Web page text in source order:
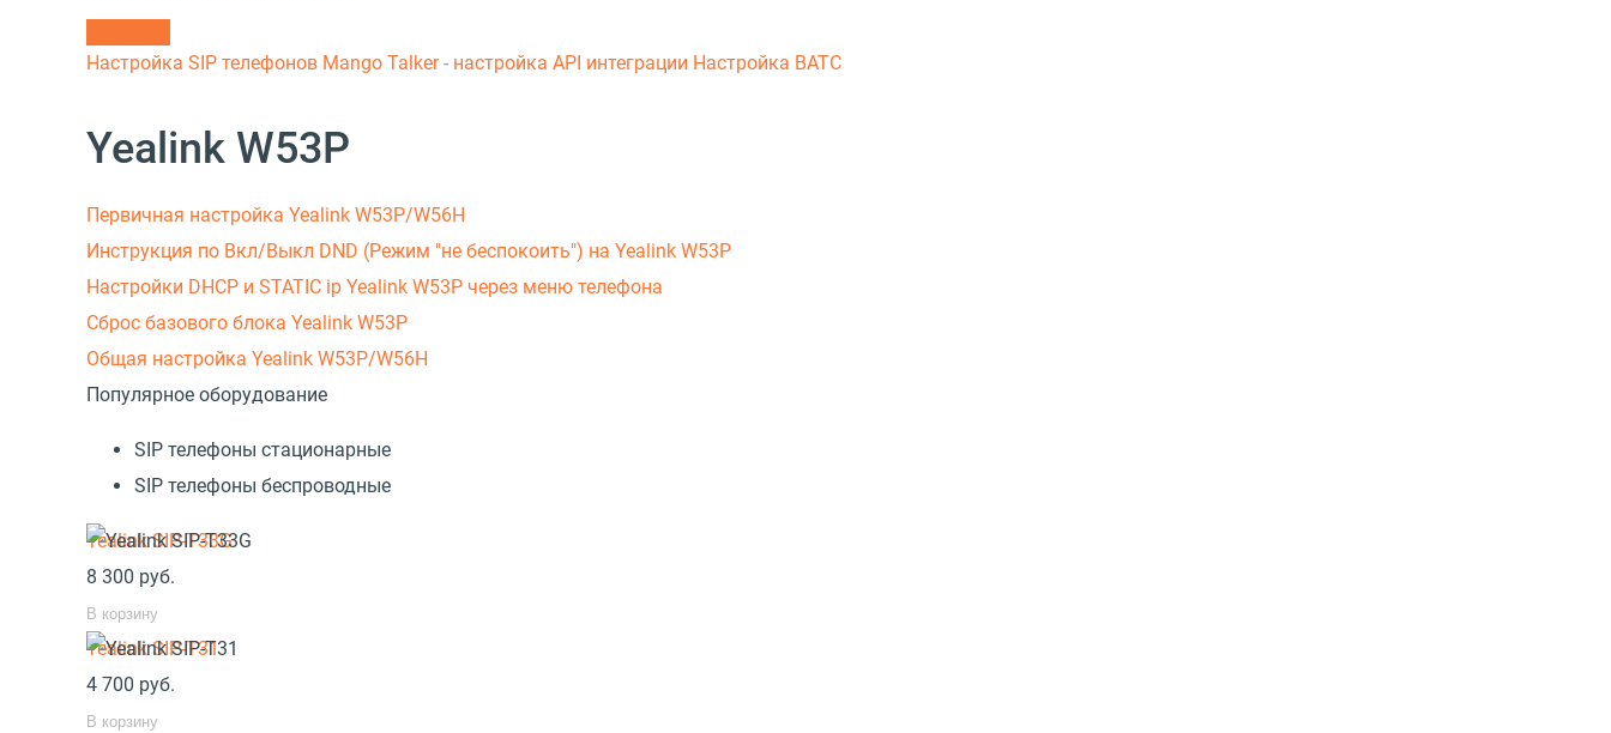
Настройка SIP телефонов Mango Talker - настройка API интеграции Настройка ВАТС
Yealink W53P
Первичная настройка Yealink W53P/W56H
Инструкция по Вкл/Выкл DND (Режим "не беспокоить") на Yealink W53P
Настройки DHCP и STATIC ip Yealink W53P через меню телефона
Сброс базового блока Yealink W53P
Общая настройка Yealink W53P/W56H
Популярное оборудование
SIP телефоны стационарные
SIP телефоны беспроводные
Yealink SIP-T33G
8 300 руб.
В корзину
Yealink SIP-T31
4 700 руб.
В корзину